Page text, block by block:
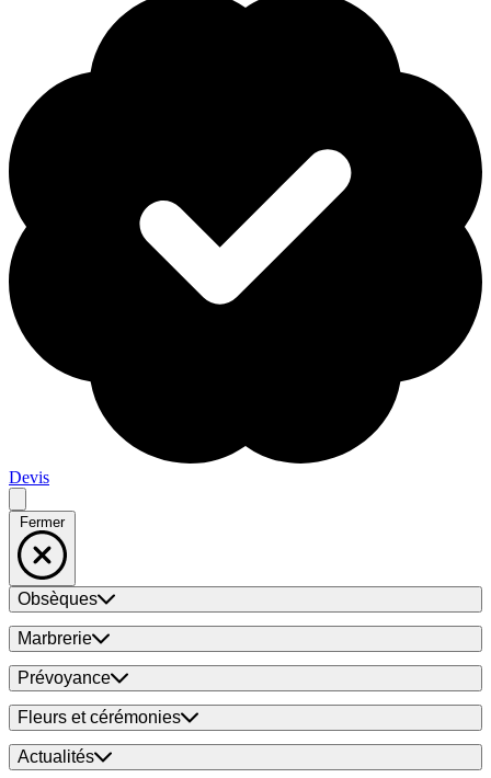
Devis
Fermer
Obsèques
Marbrerie
Prévoyance
Fleurs et cérémonies
Actualités